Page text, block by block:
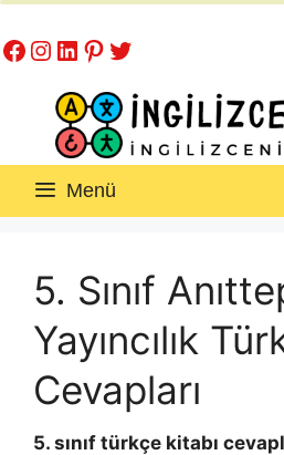
atla
Facebook
Instagram
LinkedIn
Pinterest
Twitter
Menü
5. Sınıf
Yayıncılık
Cevapları
5. sınıf türkçe kitabı